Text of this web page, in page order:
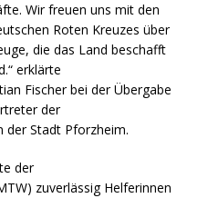
Wir freuen uns mit den
Roten Kreuzes über
die das Land beschafft
erklärte
Fischer bei der Übergabe
der
der Stadt Pforzheim.
der
zuverlässig Helferinnen